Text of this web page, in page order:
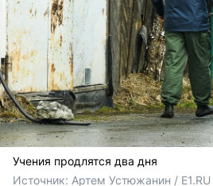
Учения продлятся два дня
Источник: Артем Устюжанин / E1.RU